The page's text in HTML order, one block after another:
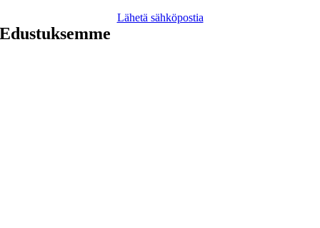
Lähetä sähköpostia
Edustuksemme